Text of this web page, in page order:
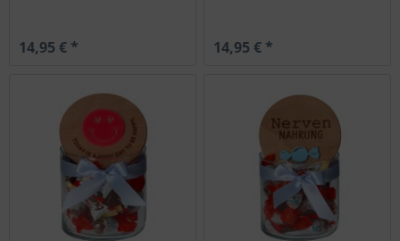
14,95 € * 14,95 € *